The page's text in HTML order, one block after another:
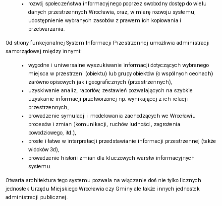
rozwój społeczeństwa informacyjnego poprzez swobodny dostęp do wielu
danych przestrzennych Wrocławia, oraz, w miarę rozwoju systemu,
udostępnienie wybranych zasobów z prawem ich kopiowania i
przetwarzania.
Od strony funkcjonalnej System Informacji Przestrzennej umożliwia administracji
samorządowej między innymi:
wygodne i uniwersalne wyszukiwanie informacji dotyczących wybranego
miejsca w przestrzeni (obiektu) lub grupy obiektów (o wspólnych cechach)
zarówno opisowych jak i geograficznych (przestrzennych),
uzyskiwanie analiz, raportów, zestawień pozwalających na szybkie
uzyskanie informacji przetworzonej np. wynikającej z ich relacji
przestrzennych,
prowadzenie symulacji i modelowania zachodzących we Wrocławiu
procesów i zmian (komunikacji, ruchów ludności, zagrożenia
powodziowego, itd.),
proste i łatwe w interpretacji przedstawianie informacji przestrzennej (także
widoków 3d),
prowadzenie historii zmian dla kluczowych warstw informacyjnych
systemu.
Otwarta architektura tego systemu pozwala na włączanie doń nie tylko licznych
jednostek Urzędu Miejskiego Wrocławia czy Gminy ale także innych jednostek
administracji publicznej.